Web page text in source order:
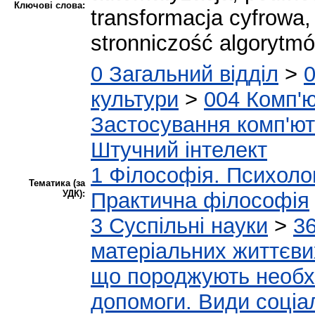
Ключові слова:
transformacja
stronniczość
Тематика (за
УДК):
0 Загальний відділ >
культури > 004
Застосування
Штучний інтелект
1 Філософія.
Практична філософія
3 Суспільні науки >
матеріальних
що породжують
допомоги. Види